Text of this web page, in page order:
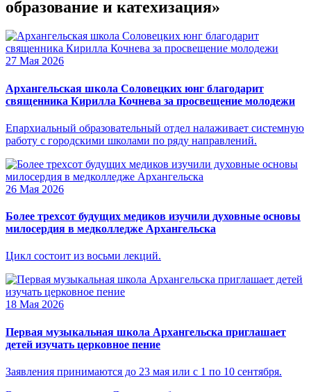
образование и катехизация»
27 Мая 2026
Архангельская школа Соловецких юнг благодарит
священника Кирилла Кочнева за просвещение молодежи
Епархиальный образовательный отдел налаживает системную
работу с городскими школами по ряду направлений.
26 Мая 2026
Более трехсот будущих медиков изучили духовные основы
милосердия в медколледже Архангельска
Цикл состоит из восьми лекций.
18 Мая 2026
Первая музыкальная школа Архангельска приглашает
детей изучать церковное пение
Заявления принимаются до 23 мая или с 1 по 10 сентября.